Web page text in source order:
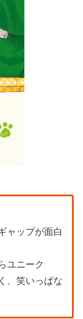
ャップが面白
ユニーク
、笑いっぱな